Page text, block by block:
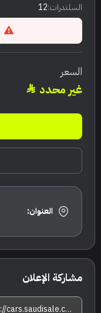
السلندرات:12
السعر
غير محدد
العنوان:
مشاركة الإعلان
https://cars.saudisale.com/listings/f4bq4c/2025-%D9%81%D9%8A%D8%B1%D8%A7%D8%B1%D9%8A-12-%D8%B3%D9%8A%D9%84%D9%8A%D9%86%D8%AF%D8%B1